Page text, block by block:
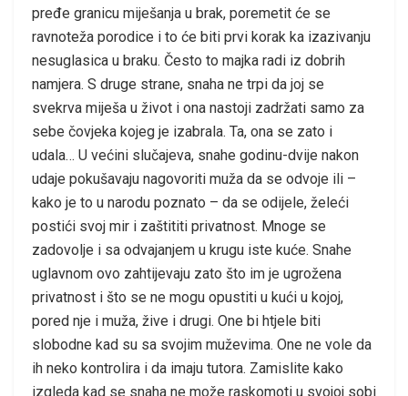
pređe granicu miješanja u brak, poremetit će se
ravnoteža porodice i to će biti prvi korak ka izazivanju
nesuglasica u braku. Često to majka radi iz dobrih
namjera. S druge strane, snaha ne trpi da joj se
svekrva miješa u život i ona nastoji zadržati samo za
sebe čovjeka kojeg je izabrala. Ta, ona se zato i
udala… U većini slučajeva, snahe godinu-dvije nakon
udaje pokušavaju nagovoriti muža da se odvoje ili –
kako je to u narodu poznato – da se odijele, želeći
postići svoj mir i zaštititi privatnost. Mnoge se
zadovolje i sa odvajanjem u krugu iste kuće. Snahe
uglavnom ovo zahtijevaju zato što im je ugrožena
privatnost i što se ne mogu opustiti u kući u kojoj,
pored nje i muža, žive i drugi. One bi htjele biti
slobodne kad su sa svojim muževima. One ne vole da
ih neko kontrolira i da imaju tutora. Zamislite kako
izgleda kad se snaha ne može raskomoti u svojoj sobi